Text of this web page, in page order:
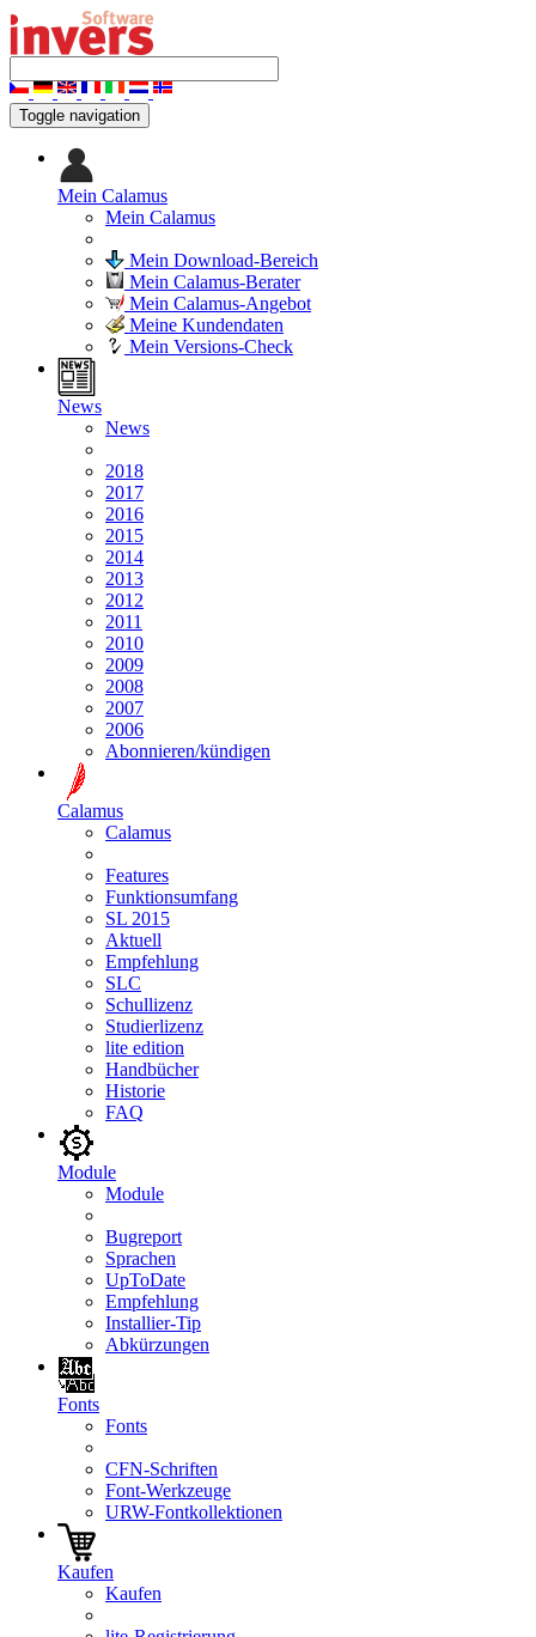
Toggle navigation
Mein Calamus
Mein Calamus
Mein Download-Bereich
Mein Calamus-Berater
Mein Calamus-Angebot
Meine Kundendaten
Mein Versions-Check
News
News
2018
2017
2016
2015
2014
2013
2012
2011
2010
2009
2008
2007
2006
Abonnieren/kündigen
Calamus
Calamus
Features
Funktionsumfang
SL 2015
Aktuell
Empfehlung
SLC
Schullizenz
Studierlizenz
lite edition
Handbücher
Historie
FAQ
Module
Module
Bugreport
Sprachen
UpToDate
Empfehlung
Installier-Tip
Abkürzungen
Fonts
Fonts
CFN-Schriften
Font-Werkzeuge
URW-Fontkollektionen
Kaufen
Kaufen